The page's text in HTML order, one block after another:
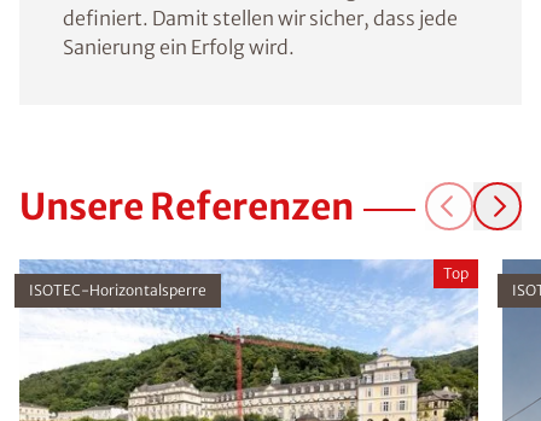
definiert. Damit stellen wir sicher, dass jede
Sanierung ein Erfolg wird.
Unsere Referenzen
ISOTEC-Horizontalsperre
Top